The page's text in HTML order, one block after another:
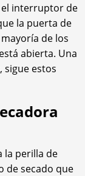
el interruptor de
la puerta de
de los
abierta. Una
sigue estos
la perilla de
de secado que